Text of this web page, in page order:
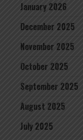
January 2026
December 2025
November 2025
October 2025
September 2025
August 2025
July 2025